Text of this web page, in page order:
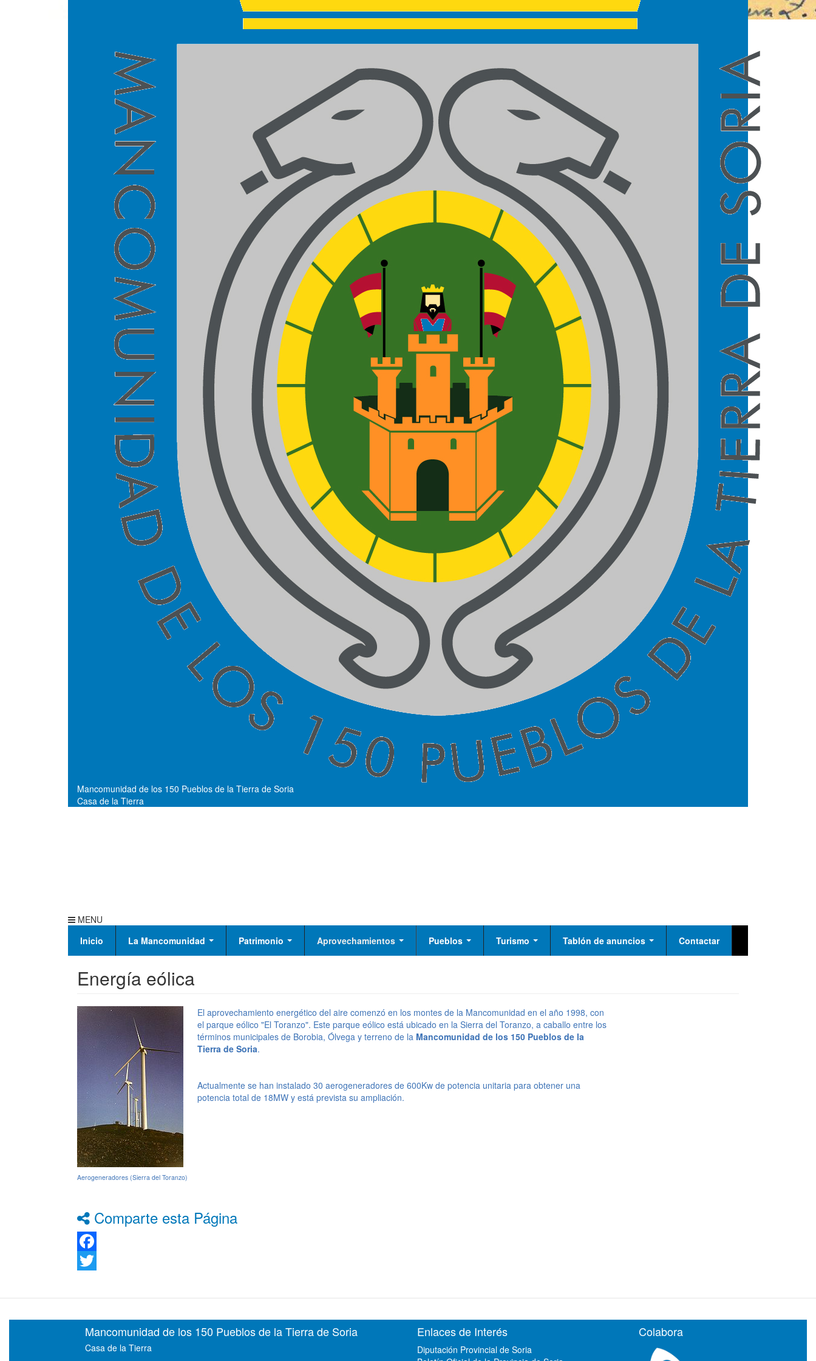
Mancomunidad de los 150 Pueblos de la Tierra de Soria
Casa de la Tierra
MENU
Inicio
La Mancomunidad Patrimonio Aprovechamientos Pueblos Turismo Tablón de anuncios Contactar
Energía eólica
Aerogeneradores (Sierra del Toranzo)
El aprovechamiento energético del aire comenzó en los montes de la Mancomunidad en el año 1998, con
el parque eólico "El Toranzo". Este parque eólico está ubicado en la Sierra del Toranzo, a caballo entre los
términos municipales de Borobia, Ólvega y terreno de la Mancomunidad de los 150 Pueblos de la
Tierra de Soria.
Actualmente se han instalado 30 aerogeneradores de 600Kw de potencia unitaria para obtener una
potencia total de 18MW y está prevista su ampliación.
Comparte esta Página
Facebook
Mancomunidad de los 150 Pueblos de la Tierra de Soria
Casa de la Tierra
Enlaces de Interés
Diputación Provincial de Soria
Colabora